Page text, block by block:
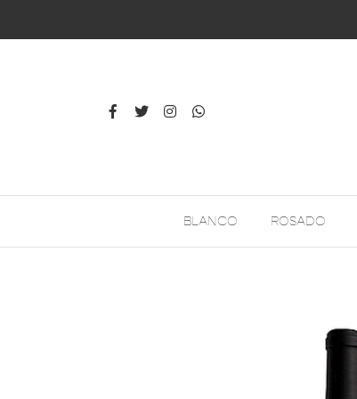
BLANCO ROSADO